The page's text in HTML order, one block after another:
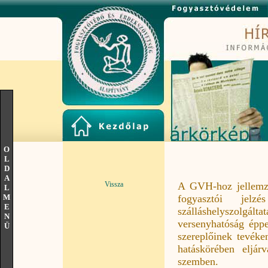
O
L
D
A
L
M
E
N
Ü
Vissza
A GVH-hoz
fogyasztói
versenyhatóság
szereplőinek
hatáskörében
szemben.